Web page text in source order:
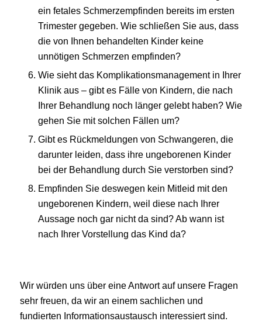
ein fetales Schmerzempfinden bereits im ersten
Trimester gegeben. Wie schließen Sie aus, dass
die von Ihnen behandelten Kinder keine
unnötigen Schmerzen empfinden?
Wie sieht das Komplikationsmanagement in Ihrer
Klinik aus – gibt es Fälle von Kindern, die nach
Ihrer Behandlung noch länger gelebt haben? Wie
gehen Sie mit solchen Fällen um?
Gibt es Rückmeldungen von Schwangeren, die
darunter leiden, dass ihre ungeborenen Kinder
bei der Behandlung durch Sie verstorben sind?
Empfinden Sie deswegen kein Mitleid mit den
ungeborenen Kindern, weil diese nach Ihrer
Aussage noch gar nicht da sind? Ab wann ist
nach Ihrer Vorstellung das Kind da?
Wir würden uns über eine Antwort auf unsere Fragen
sehr freuen, da wir an einem sachlichen und
fundierten Informationsaustausch interessiert sind.